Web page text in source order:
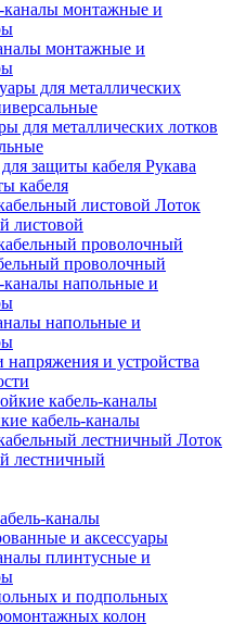
монтажные и
для металлических лотков
Рукава
кабеля
Лоток
листовой
проволочный
напольные и
напряжения и устройства
кабель-каналы
Лоток
лестничный
каналы
и аксессуары
плинтусные и